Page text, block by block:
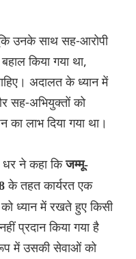
उनके साथ सह-आरोपी
किया गया था,
अदालत के ध्यान में
सह-अभियुक्तों को
का लाभ दिया गया था।
धर ने कहा किजम्मू-
के तहत कार्यरत एक
ध्यान में रखते हुए किसी
प्रदान किया गया है
में उसकी सेवाओं को